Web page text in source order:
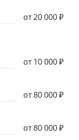
от 20 000 ₽
от 10 000 ₽
от 80 000 ₽
от 80 000 ₽